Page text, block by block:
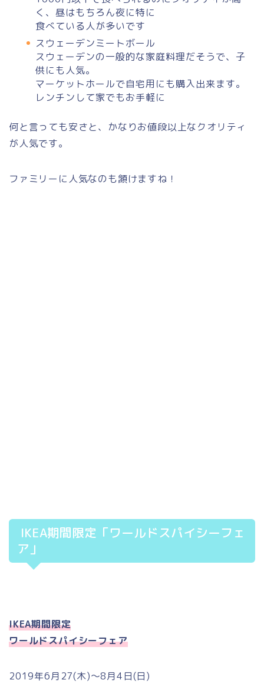
く、昼はもちろん夜に特に
食べている人が多いです
スウェーデンミートボール
スウェーデンの一般的な家庭料理だそうで、子
供にも人気。
マーケットホールで自宅用にも購入出来ます。
レンチンして家でもお手軽に
何と言っても安さと、かなりお値段以上なクオリティ
が人気です。
ファミリーに人気なのも頷けますね！
IKEA期間限定「ワールドスパイシーフェ
ア」
IKEA期間限定
ワールドスパイシーフェア
2019年6月27(木)〜8月4日(日)